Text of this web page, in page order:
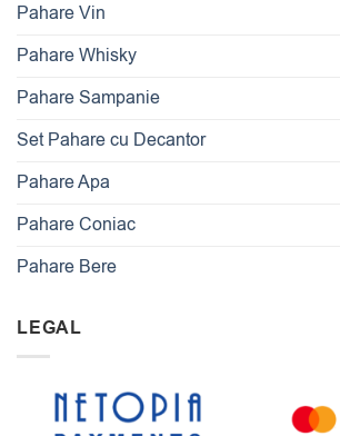
Pahare Vin
Pahare Whisky
Pahare Sampanie
Set Pahare cu Decantor
Pahare Apa
Pahare Coniac
Pahare Bere
LEGAL